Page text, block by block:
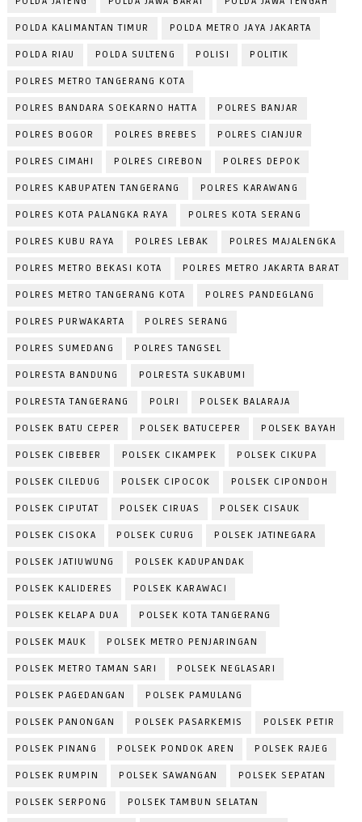
POLDA KALIMANTAN TIMUR POLDA METRO JAYA JAKARTA
POLDA RIAU POLDA SULTENG POLISI POLITIK
POLRES METRO TANGERANG KOTA
POLRES BANDARA SOEKARNO HATTA POLRES BANJAR
POLRES BOGOR POLRES BREBES POLRES CIANJUR
POLRES CIMAHI POLRES CIREBON POLRES DEPOK
POLRES KABUPATEN TANGERANG POLRES KARAWANG
POLRES KOTA PALANGKA RAYA POLRES KOTA SERANG
POLRES KUBU RAYA POLRES LEBAK POLRES MAJALENGKA
POLRES METRO BEKASI KOTA POLRES METRO JAKARTA BARAT
POLRES METRO TANGERANG KOTA POLRES PANDEGLANG
POLRES PURWAKARTA POLRES SERANG
POLRES SUMEDANG POLRES TANGSEL
POLRESTA BANDUNG POLRESTA SUKABUMI
POLRESTA TANGERANG POLRI POLSEK BALARAJA
POLSEK BATU CEPER POLSEK BATUCEPER POLSEK BAYAH
POLSEK CIBEBER POLSEK CIKAMPEK POLSEK CIKUPA
POLSEK CILEDUG POLSEK CIPOCOK POLSEK CIPONDOH
POLSEK CIPUTAT POLSEK CIRUAS POLSEK CISAUK
POLSEK CISOKA POLSEK CURUG POLSEK JATINEGARA
POLSEK JATIUWUNG POLSEK KADUPANDAK
POLSEK KALIDERES POLSEK KARAWACI
POLSEK KELAPA DUA POLSEK KOTA TANGERANG
POLSEK MAUK POLSEK METRO PENJARINGAN
POLSEK METRO TAMAN SARI POLSEK NEGLASARI
POLSEK PAGEDANGAN POLSEK PAMULANG
POLSEK PANONGAN POLSEK PASARKEMIS POLSEK PETIR
POLSEK PINANG POLSEK PONDOK AREN POLSEK RAJEG
POLSEK RUMPIN POLSEK SAWANGAN POLSEK SEPATAN
POLSEK SERPONG POLSEK TAMBUN SELATAN